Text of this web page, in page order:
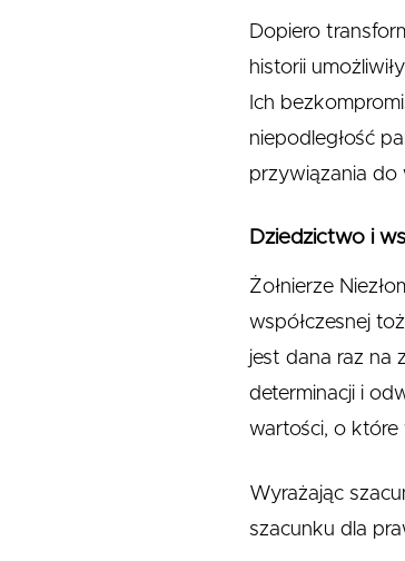
Dopiero
historii
Ich
niepodległość
przywiązania do
Dziedzictwo i
Żołnierze
współczesnej
jest dana raz na
determinacji i
wartości, o które
Wyrażając
szacunku dla